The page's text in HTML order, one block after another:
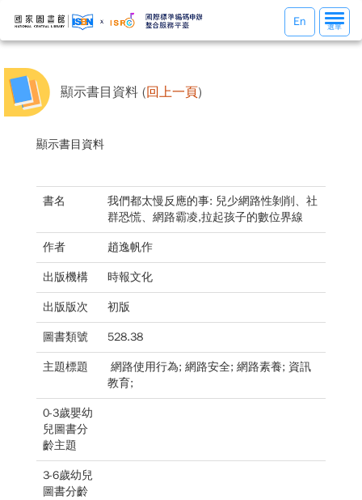
選
單
選單
En
顯示書目資料 (回上一頁)
顯示書目資料
書名
我們都太慢反應的事: 兒少網路性剝削、社
群恐慌、網路霸凌,拉起孩子的數位界線
作者 趙逸帆作
出版機構 時報文化
出版版次 初版
圖書類號 528.38
主題標題
網路使用行為; 網路安全; 網路素養; 資訊
教育;
0-3歲嬰幼
兒圖書分
齡主題
3-6歲幼兒
圖書分齡